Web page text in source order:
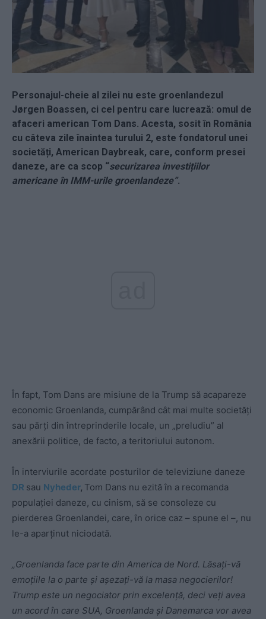
Personajul-cheie al zilei nu este groenlandezul
Jørgen Boassen, ci cel pentru care lucrează: omul de
afaceri american Tom Dans. Acesta, sosit în România
cu câteva zile înaintea turului 2, este fondatorul unei
societăți, American Daybreak, care, conform presei
daneze, are ca scop “securizarea investițiilor
americane în IMM-urile groenlandeze”.
În fapt, Tom Dans are misiune de la Trump să acapareze
economic Groenlanda, cumpărând cât mai multe societăți
sau părți din întreprinderile locale, un „preludiu” al
anexării politice, de facto, a teritoriului autonom.
În interviurile acordate posturilor de televiziune daneze
DR sau Nyheder, Tom Dans nu ezită în a recomanda
populației daneze, cu cinism, să se consoleze cu
pierderea Groenlandei, care, în orice caz – spune el –, nu
le-a aparținut niciodată.
„Groenlanda face parte din America de Nord. Lăsați-vă
emoțiile la o parte și așezați-vă la masa negocierilor!
Trump este un negociator prin excelență, deci veți avea
un acord în care SUA, Groenlanda și Danemarca vor avea